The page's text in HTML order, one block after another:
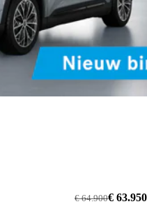
€ 63.950
€ 64.900